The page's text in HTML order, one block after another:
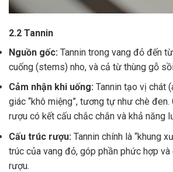
2.2 Tannin
Nguồn gốc: Tannin trong vang đỏ đến
cuống (stems) nho, và cả từ thùng gỗ
Cảm nhận khi uống: Tannin tạo vị chát
giác “khô miệng”, tương tự như chè đen.
rượu có kết cấu chắc chắn và khả năng
Cấu trúc rượu: Tannin chính là “khung
trúc của vang đỏ, góp phần phức hợp
rượu.